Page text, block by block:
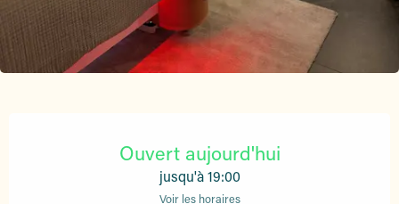
Ouvert aujourd'hui
jusqu'à 19:00
Voir les horaires